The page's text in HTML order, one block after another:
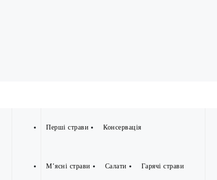
Перші страви Консервація
М’ясні страви Салати Гарячі страви